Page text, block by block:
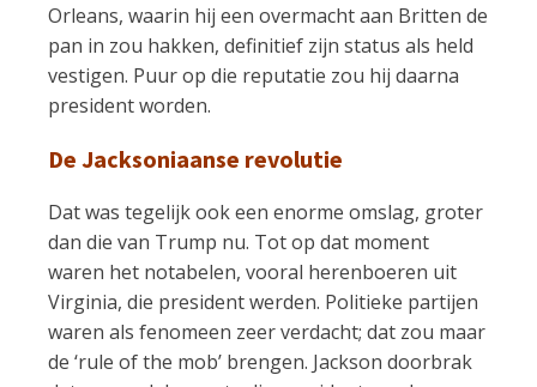
Orleans, waarin hij een overmacht aan Britten de
pan in zou hakken, definitief zijn status als held
vestigen. Puur op die reputatie zou hij daarna
president worden.
De Jacksoniaanse revolutie
Dat was tegelijk ook een enorme omslag, groter
dan die van Trump nu. Tot op dat moment
waren het notabelen, vooral herenboeren uit
Virginia, die president werden. Politieke partijen
waren als fenomeen zeer verdacht; dat zou maar
de ‘rule of the mob’ brengen. Jackson doorbrak